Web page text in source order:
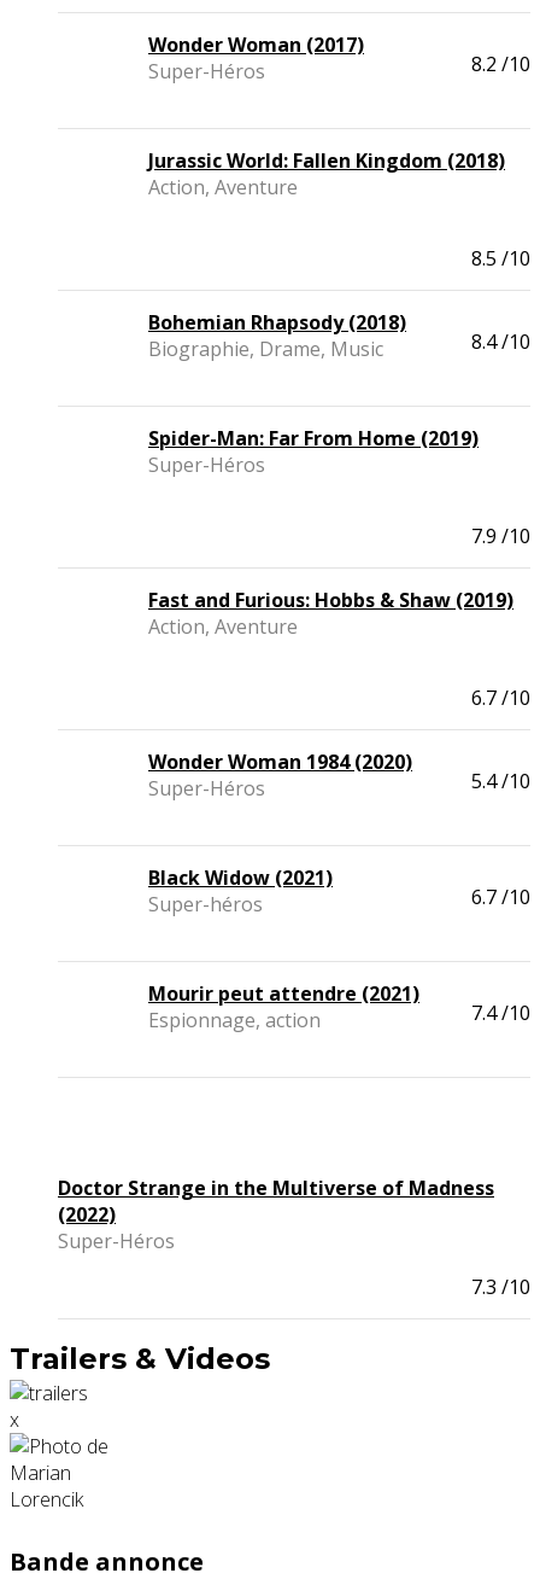
Wonder Woman (2017)
Super-Héros
8.2 /10
Jurassic World: Fallen Kingdom (2018)
Action, Aventure
8.5 /10
Bohemian Rhapsody (2018)
Biographie, Drame, Music
8.4/10
Spider-Man: Far From Home (2019)
Super-Héros
7.9 /10
Fast and Furious: Hobbs & Shaw (2019)
Action, Aventure
6.7/10
Wonder Woman 1984 (2020)
Super-Héros
5.4/10
Black Widow (2021)
Super-héros
6.7/10
Mourir peut attendre (2021)
Espionnage, action
7.4/10
Doctor Strange in the Multiverse of Madness
(2022)
Super-Héros
7.3 /10
Trailers & Videos
x
Bande annonce